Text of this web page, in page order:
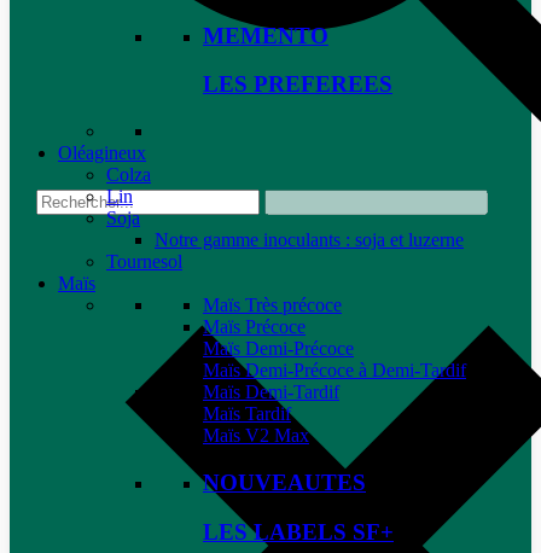
MEMENTO
LES PREFEREES
Oléagineux
Colza
Lin
Soja
Notre gamme inoculants : soja et luzerne
Tournesol
Maïs
Maïs Très précoce
Maïs Précoce
Maïs Demi-Précoce
Maïs Demi-Précoce à Demi-Tardif
Maïs Demi-Tardif
Maïs Tardif
Maïs V2 Max
NOUVEAUTES
LES LABELS SF+